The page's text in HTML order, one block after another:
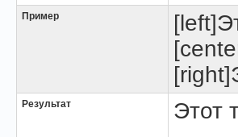
Пример
Результат
Этот